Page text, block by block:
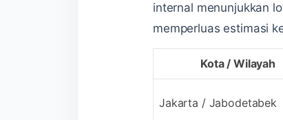
internal menunjukkan
memperluas estimasi
Kota / Wilayah
Jakarta / Jabodetabek